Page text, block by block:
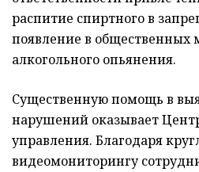
распитие спиртного в
появление в общественных
алкогольного опьянения.
Существенную помощь в
нарушений оказывает
управления. Благодаря
видеомониторингу